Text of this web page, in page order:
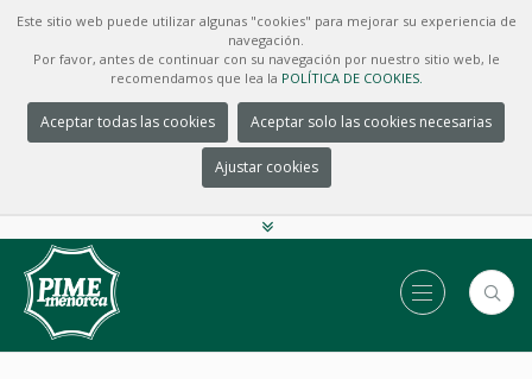
Este sitio web puede utilizar algunas "cookies" para mejorar su experiencia de
navegación.
Por favor, antes de continuar con su navegación por nuestro sitio web, le
recomendamos que lea la POLÍTICA DE COOKIES.
Aceptar todas las cookies Aceptar solo las cookies necesarias
Ajustar cookies